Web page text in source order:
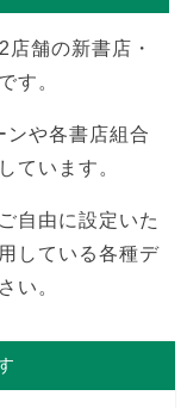
舗の新書店・
す。
や各書店組合
ています。
自由に設定いた
している各種デ
い。